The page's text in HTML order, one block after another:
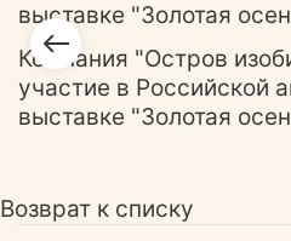
Компания "Остров
участие в Российской
выставке "Золотая
Возврат к списку